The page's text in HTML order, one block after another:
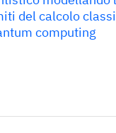
del calcolo
computing